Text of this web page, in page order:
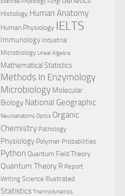
Histology Human Anatomy
Human Physiology IELTS
Immunology Industrial
Microbiology Linear Algebra
Mathematical Statistics
Methods In Enzymology
Microbiology Molecular
Biology National Geographic
Neuroanatomy Optics Organic
Chemistry Pathology
Physiology Polymer Probabilities
Python Quantum Field Theory
Quantum Theory R Report
Writing Science Illustrated
Statistics Thermodynamics